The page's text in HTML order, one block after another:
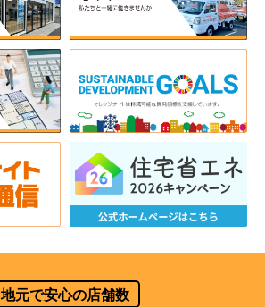
地元で安心の店舗数